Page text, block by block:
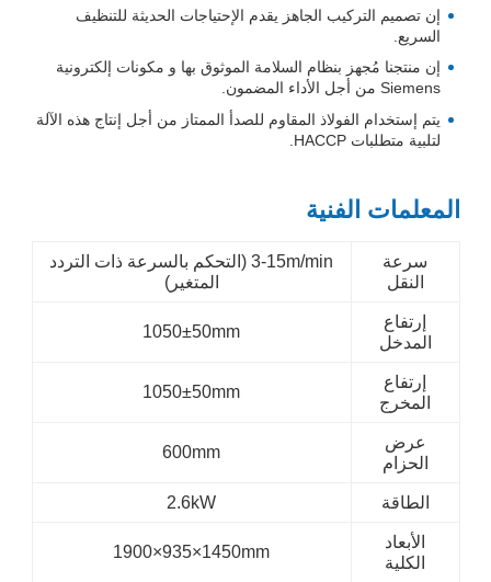
إن تصميم التركيب الجاهز يقدم الإحتياجات الحديثة للتنظيف
السريع.
إن منتجنا مُجهز بنظام السلامة الموثوق بها و مكونات إلكترونية
Siemens من أجل الأداء المضمون.
يتم إستخدام الفولاذ المقاوم للصدأ الممتاز من أجل إنتاج هذه الآلة
لتلبية متطلبات HACCP.
المعلمات الفنية
سرعة
النقل
3-15m/min(التحكم بالسرعة ذات التردد
المتغير)
إرتفاع
المدخل
1050±50mm
إرتفاع
المخرج
1050±50mm
عرض
الحزام
600mm
الطاقة 2.6kW
الأبعاد
الكلية
1900×935×1450mm